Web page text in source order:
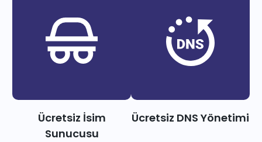
Ücretsiz İsim
Sunucusu
Ücretsiz DNS Yönetimi